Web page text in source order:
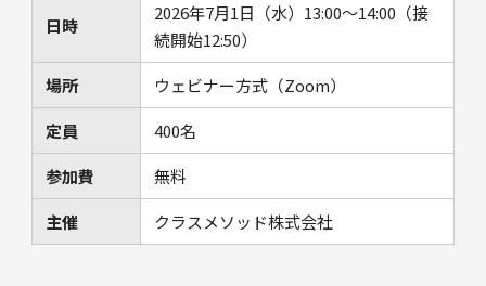
日時
2026年7月1日（水）13:00～14:00（接
続開始12:50）
場所
ウェビナー方式（Zoom）
定員
400名
参加費
無料
主催
クラスメソッド株式会社